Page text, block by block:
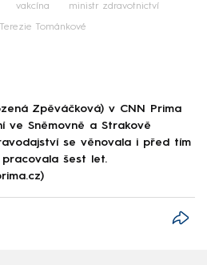
vakcína ministr zdravotnictví
Tománkové
Zpěváčková) v CNN Prima
ve Sněmovně a Strakově
se věnovala i před tím
pracovala šest let.